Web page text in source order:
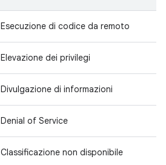
Esecuzione di codice da remoto
Elevazione dei privilegi
Divulgazione di informazioni
Denial of Service
Classificazione non disponibile